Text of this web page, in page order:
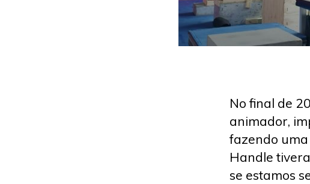
No final de
animador,
fazendo uma
Handle
se estamos